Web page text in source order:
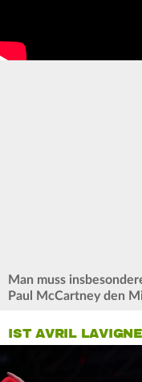
Man muss
Paul McCartney den
IST AVRIL